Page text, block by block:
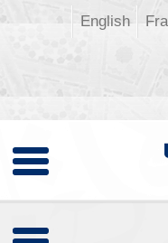
English